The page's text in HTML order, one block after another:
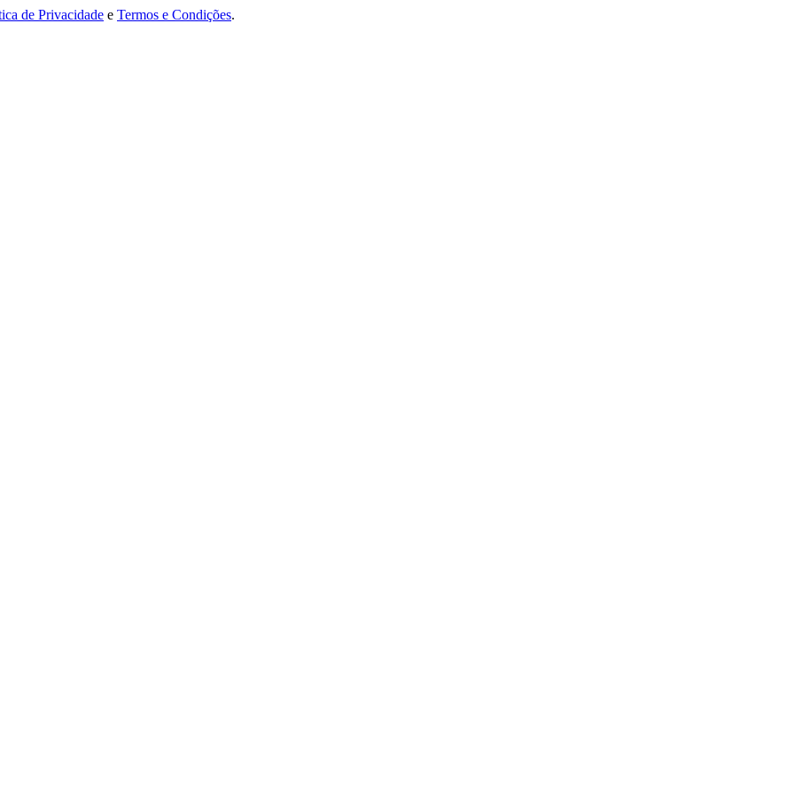
de Privacidade e Termos e Condições.